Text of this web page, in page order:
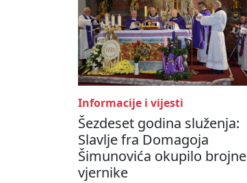
Informacije i vijesti
Šezdeset godina služenja:
Slavlje fra Domagoja
Šimunovića okupilo brojne
vjernike